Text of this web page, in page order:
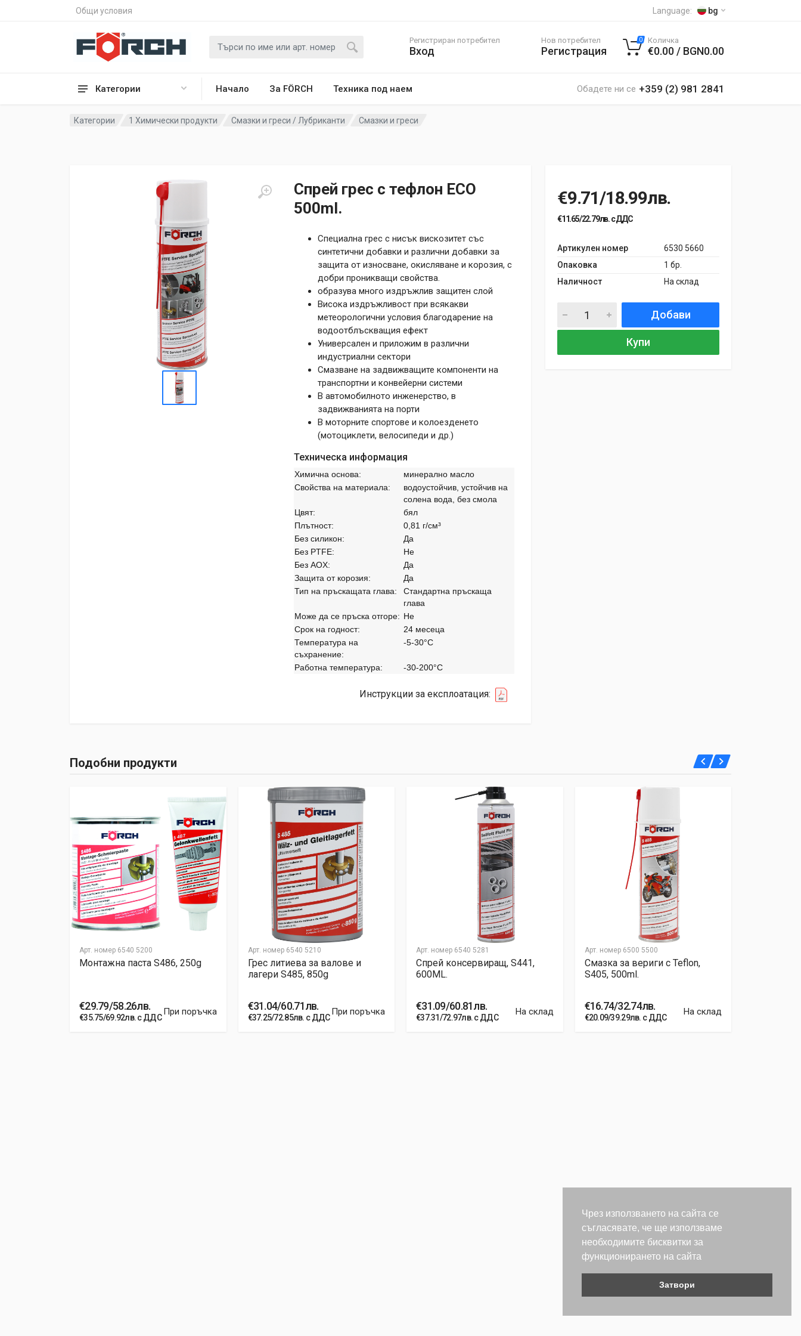
Чрез използването на сайта се
съгласявате, че ще използваме
необходимите бисквитки за
функционирането на сайта
Затвори
Общи условия Language: bg
Категории Начало За FÖRCH Техника под наем Обадете ни се +359 (2) 981 2841
Регистриран потребител
Вход
Нов потребител
Регистрация
0 Количка
€0.00 / BGN0.00
Категории 1 Химически продукти Смазки и греси / Лубриканти Смазки и греси
Спрей грес с тефлон ECO
500ml.
Специална грес с нисък вискозитет със
синтетични добавки и различни добавки за
защита от износване, окисляване и корозия, с
добри проникващи свойства.
образува много издръжлив защитен слой
Висока издръжливост при всякакви
метеорологични условия благодарение на
водоотблъскващия ефект
Универсален и приложим в различни
индустриални сектори
Смазване на задвижващите компоненти на
транспортни и конвейерни системи
В автомобилното инженерство, в
задвижванията на порти
В моторните спортове и колоезденето
(мотоциклети, велосипеди и др.)
Техническа информация
Химична основа:
минерално масло
Свойства на материала:
водоустойчив, устойчив на
солена вода, без смола
Цвят:
бял
Плътност:
0,81 г/см³
Без силикон:
Да
Без PTFE:
Не
Без AOX:
Да
Защита от корозия:
Да
Тип на пръскащата глава:
Стандартна пръскаща
глава
Може да се пръска отгоре: Не
Срок на годност:
24 месеца
Температура на
съхранение:
-5-30°C
Работна температура: -30-200°C
Инструкции за експлоатация:
€9.71/18.99лв.
€11.65/22.79лв. с ДДС
Артикулен номер
6530 5660
Опаковка
1 бр.
Наличност
На склад
Добави
Купи
Подобни продукти
Арт. номер 6540 5200
Монтажна паста S486, 250g
€29.79/58.26лв.
€35.75/69.92лв. с ДДС
При поръчка
Арт. номер6540 5210
Грес литиева за валове и
лагери S485, 850g
€31.04/60.71лв.
€37.25/72.85лв. с ДДС
При поръчка
Арт. номер 6540 5281
Спрей консервиращ, S441,
600ML.
€31.09/60.81лв.
€37.31/72.97лв. с ДДС
На склад
Арт. номер6500 5500
Смазка за вериги с Teflon,
S405, 500ml.
€16.74/32.74лв.
€20.09/39.29лв. с ДДС
На склад